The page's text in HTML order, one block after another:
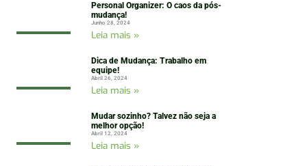
Personal Organizer: O caos da pós-
mudança!
Junho 28, 2024
Leia mais »
Dica de Mudança: Trabalho em
equipe!
Abril 26, 2024
Leia mais »
Mudar sozinho? Talvez não seja a
melhor opção!
Abril 12, 2024
Leia mais »